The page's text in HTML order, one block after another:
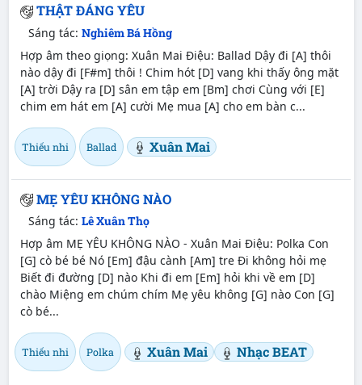
THẬT ĐÁNG YÊU
Sáng tác: Nghiêm Bá Hồng
Hợp âm theo giọng: Xuân Mai Điệu: Ballad Dậy đi [A] thôi
nào dậy đi [F#m] thôi ! Chim hót [D] vang khi thấy ông mặt
[A] trời Dậy ra [D] sân em tập em [Bm] chơi Cùng với [E]
chim em hát em [A] cười Mẹ mua [A] cho em bàn c...
Thiếu nhi Ballad Xuân Mai
MẸ YÊU KHÔNG NÀO
Sáng tác: Lê Xuân Thọ
Hợp âm MẸ YÊU KHÔNG NÀO - Xuân Mai Điệu: Polka Con
[G] cò bé bé Nó [Em] đậu cành [Am] tre Đi không hỏi mẹ
Biết đi đường [D] nào Khi đi em [Em] hỏi khi về em [D]
chào Miệng em chúm chím Mẹ yêu không [G] nào Con [G]
cò bé...
Thiếu nhi Polka Xuân Mai Nhạc BEAT